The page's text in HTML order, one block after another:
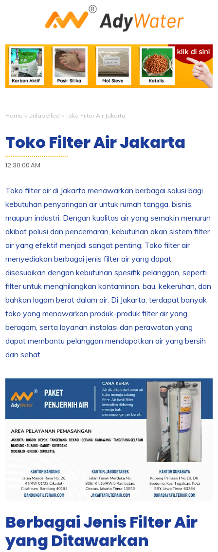
Home » Unlabelled »Toko Filter Air Jakarta
Toko Filter Air Jakarta
12:30:00 AM
Toko filter air di Jakarta menawarkan berbagai solusi bagi
kebutuhan penyaringan air untuk rumah tangga, bisnis,
maupun industri. Dengan kualitas air yang semakin menurun
akibat polusi dan pencemaran, kebutuhan akan sistem filter
air yang efektif menjadi sangat penting. Toko filter air
menyediakan berbagai jenis filter air yang dapat
disesuaikan dengan kebutuhan spesifik pelanggan, seperti
filter untuk menghilangkan kontaminan, bau, kekeruhan, dan
bahkan logam berat dalam air. Di Jakarta, terdapat banyak
toko yang menawarkan produk-produk filter air yang
beragam, serta layanan instalasi dan perawatan yang
dapat membantu pelanggan mendapatkan air yang bersih
dan sehat.
Berbagai Jenis Filter Air
yang Ditawarkan